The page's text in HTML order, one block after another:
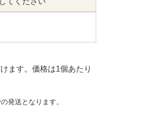
ます。価格は1個あたり
発送となります。